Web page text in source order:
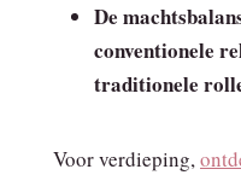
De
conventionele
traditionele
Voor verdieping,